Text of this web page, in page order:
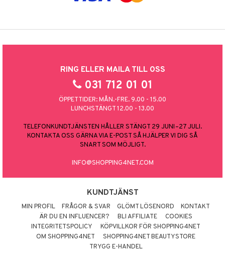
RING ELLER MAILA TILL OSS
031 712 01 01
ÖPPETTIDER: MÅN.-FRE. 9.00 - 15.00
LUNCHSTÄNGT 12.00 - 13.00
TELEFONKUNDTJÄNSTEN HÅLLER STÄNGT 29 JUNI–27 JULI.
KONTAKTA OSS GÄRNA VIA E-POST SÅ HJÄLPER VI DIG SÅ
SNART SOM MÖJLIGT.
INFO@SHOPPING4NET.COM
KUNDTJÄNST
MIN PROFIL FRÅGOR & SVAR GLÖMT LÖSENORD
KONTAKT
ÄR DU EN INFLUENCER?
BLI AFFILIATE
COOKIES
INTEGRITETSPOLICY
KÖPVILLKOR FÖR SHOPPING4NET
OM SHOPPING4NET
SHOPPING4NET BEAUTYSTORE
TRYGG E-HANDEL